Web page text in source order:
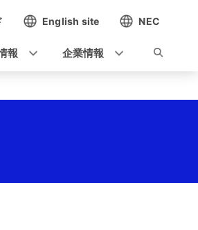
English site NEC
報 企業情報